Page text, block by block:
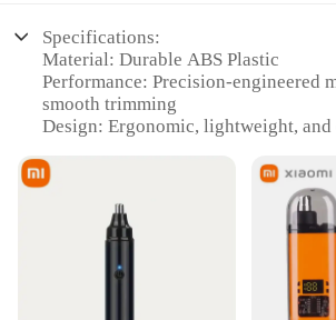
Specifications:
Material: Durable ABS Plastic
Performance: Precision-engineered
smooth trimming
Design: Ergonomic, lightweight,
Usage: Ideal for personal grooming
professional use
Type: Electric Nose Ear Trimmer Set
Category: Personal Care Tools
Features: